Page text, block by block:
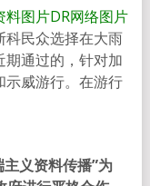
料图片DR网络图片
科民众选择在大雨
期通过的，针对加
示威游行。在游行
义资料传播”为